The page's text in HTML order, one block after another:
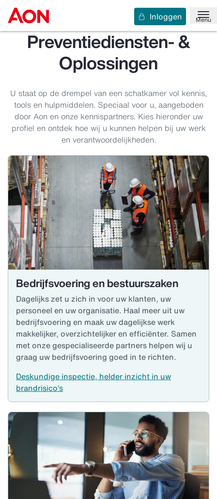
Menu
Inloggen
Preventiediensten- &
Oplossingen
U staat op de drempel van een schatkamer vol kennis,
tools en hulpmiddelen. Speciaal voor u, aangeboden
door Aon en onze kennispartners. Kies hieronder uw
profiel en ontdek hoe wij u kunnen helpen bij uw werk
en verantwoordelijkheden.
Bedrijfsvoering en bestuurszaken
Dagelijks zet u zich in voor uw klanten, uw
personeel en uw organisatie. Haal meer uit uw
bedrijfsvoering en maak uw dagelijkse werk
makkelijker, overzichtelijker en efficiënter. Samen
met onze gespecialiseerde partners helpen wij u
graag uw bedrijfsvoering goed in te richten.
Deskundige inspectie, helder inzicht in uw
brandrisico’s